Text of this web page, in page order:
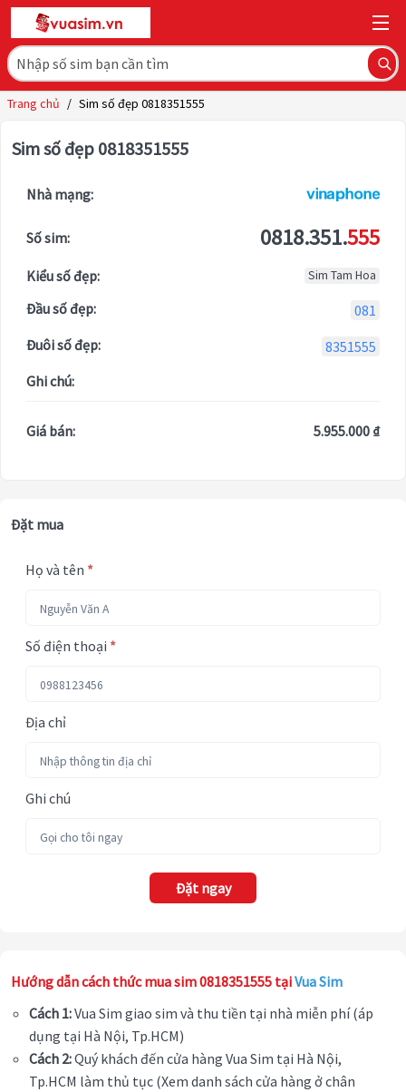
Trang chủ / Sim số đẹp 0818351555
Sim số đẹp 0818351555
Nhà mạng:
Số sim: 0818.351.555
Kiểu số đẹp: Sim Tam Hoa
Đầu số đẹp:
081
Đuôi số đẹp:
8351555
Ghi chú:
Giá bán: 5.955.000 ₫
Đặt mua
Họ và tên *
Số điện thoại *
Địa chỉ
Ghi chú
Đặt ngay
Hướng dẫn cách thức mua sim 0818351555 tạiVua Sim
Cách 1:Vua Sim giao sim và thu tiền tại nhà miễn phí (áp
dụng tại Hà Nội, Tp.HCM)
Cách 2:Quý khách đến cửa hàng Vua Sim tại Hà Nội,
Tp.HCM làm thủ tục (Xem danh sách cửa hàng ở chân